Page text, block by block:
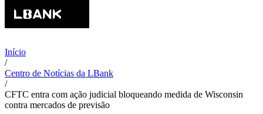
Início
/
Centro de Notícias da LBank
/
CFTC entra com ação judicial bloqueando medida de Wisconsin
contra mercados de previsão